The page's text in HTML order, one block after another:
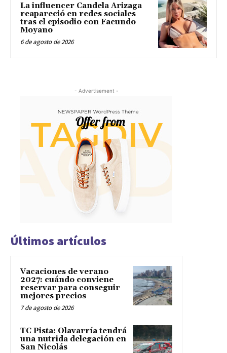
La influencer Candela Arizaga
reapareció en redes sociales
tras el episodio con Facundo
Moyano
6 de agosto de 2026
- Advertisement -
Últimos artículos
Vacaciones de verano
2027: cuándo conviene
reservar para conseguir
mejores precios
7 de agosto de 2026
TC Pista: Olavarría tendrá
una nutrida delegación en
San Nicolás